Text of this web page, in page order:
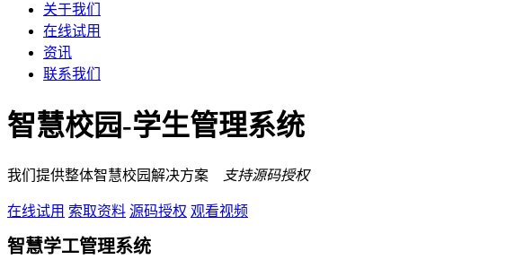
关于我们
在线试用
资讯
联系我们
智慧校园-学生管理系统
我们提供整体智慧校园解决方案 支持源码授权
在线试用 索取资料 源码授权 观看视频
智慧学工管理系统